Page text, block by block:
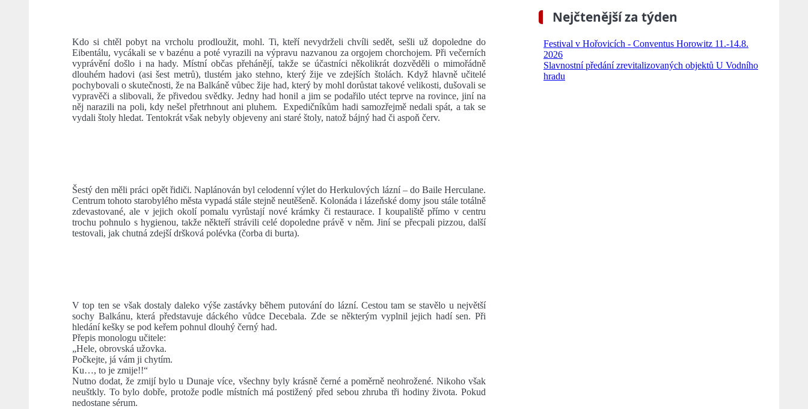
Kdo si chtěl pobyt na vrcholu prodloužit, mohl. Ti, kteří nevydrželi chvíli sedět, sešli už dopoledne do
Eibentálu, vycákali se v bazénu a poté vyrazili na výpravu nazvanou za orgojem chorchojem. Při večerních
vyprávění došlo i na hady. Místní občas přehánějí, takže se účastníci několikrát dozvěděli o mimořádně
dlouhém hadovi (asi šest metrů), tlustém jako stehno, který žije ve zdejších štolách. Když hlavně učitelé
pochybovali o skutečnosti, že na Balkáně vůbec žije had, který by mohl dorůstat takové velikosti, dušovali se
vypravěči a slibovali, že přivedou svědky. Jedny had honil a jim se podařilo utéct teprve na rovince, jiní na
něj narazili na poli, kdy nešel přetrhnout ani pluhem. Expedičníkům hadi samozřejmě nedali spát, a tak se
vydali štoly hledat. Tentokrát však nebyly objeveny ani staré štoly, natož bájný had či aspoň červ.
Šestý den měli práci opět řidiči. Naplánován byl celodenní výlet do Herkulových lázní – do Baile Herculane.
Centrum tohoto starobylého města vypadá stále stejně neutěšeně. Kolonáda i lázeňské domy jsou stále totálně
zdevastované, ale v jejich okolí pomalu vyrůstají nové krámky či restaurace. I koupaliště přímo v centru
trochu pohnulo s hygienou, takže někteří strávili celé dopoledne právě v něm. Jiní se přecpali pizzou, další
testovali, jak chutná zdejší dršková polévka (čorba di burta).
V top ten se však dostaly daleko výše zastávky během putování do lázní. Cestou tam se stavělo u největší
sochy Balkánu, která představuje dáckého vůdce Decebala. Zde se některým vyplnil jejich hadí sen. Při
hledání kešky se pod keřem pohnul dlouhý černý had.
Přepis monologu učitele:
„Hele, obrovská užovka.
Počkejte, já vám ji chytím.
Ku…, to je zmije!!“
Nutno dodat, že zmijí bylo u Dunaje více, všechny byly krásně černé a poměrně neohrožené. Nikoho však
neuštkly. To bylo dobře, protože podle místních má postižený před sebou zhruba tři hodiny života. Pokud
nedostane sérum.
Nejčtenější za týden
Festival v Hořovicích - Conventus Horowitz 11.-14.8.
2026
Slavnostní předání zrevitalizovaných objektů U Vodního
hradu